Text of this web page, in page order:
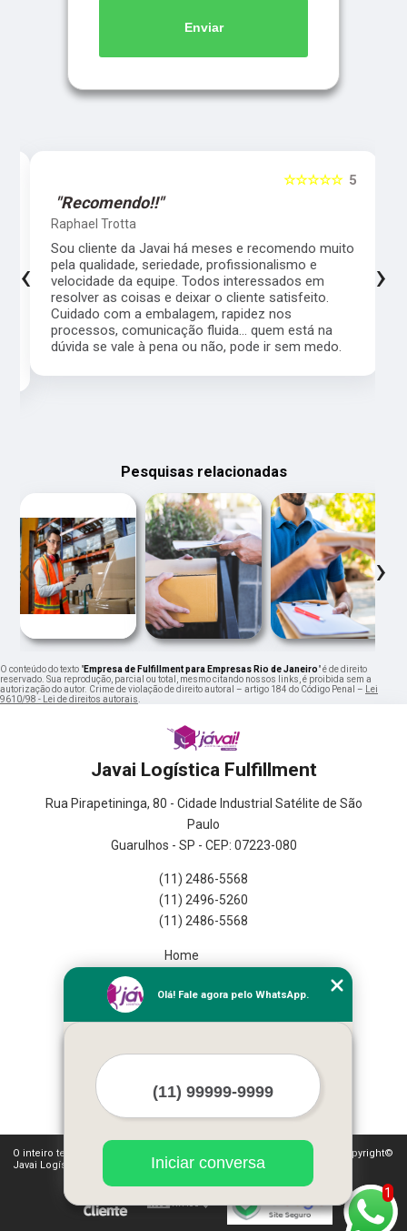
Enviar
5
☆☆☆☆☆
"Recomendo!!"
Raphael Trotta
Sou cliente da Javai há meses e recomendo muito
pela qualidade, seriedade, profissionalismo e
velocidade da equipe. Todos interessados em
resolver as coisas e deixar o cliente satisfeito.
Cuidado com a embalagem, rapidez nos
processos, comunicação fluida... quem está na
dúvida se vale à pena ou não, pode ir sem medo.
‹ ›
Pesquisas relacionadas
‹ ›
O conteúdo do texto "Empresa de Fulfillment para Empresas Rio de Janeiro" é de direito
reservado. Sua reprodução, parcial ou total, mesmo citando nossos links, é proibida sem a
autorização do autor. Crime de violação de direito autoral – artigo 184 do Código Penal –
Lei
9610/98 - Lei de direitos autorais
Javai Logística Fulfillment
Rua Pirapetininga, 80 - Cidade Industrial Satélite de São
Paulo
Guarulhos - SP - CEP: 07223-080
(11) 2486-5568
(11) 2496-5260
(11) 2486-5568
Home
Missão
O inteiro teor deste site está sujeito à proteção de direitos autorais. Copyright©
Javai Logística Fulfillment (Lei 9610 de 19/02/1998)
1
Olá! Fale agora pelo WhatsApp.
Iniciar conversa